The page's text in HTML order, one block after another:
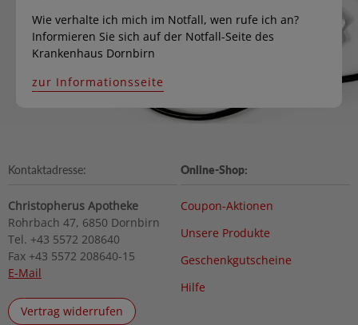
Wie verhalte ich mich im Notfall, wen rufe ich an?
Informieren Sie sich auf der Notfall-Seite des
Krankenhaus Dornbirn
zur Informationsseite
Kontaktadresse:
Christopherus Apotheke
Rohrbach 47, 6850 Dornbirn
Tel. +43 5572 208640
Fax +43 5572 208640-15
E-Mail
Vertrag widerrufen
Online-Shop:
Coupon-Aktionen
Unsere Produkte
Geschenkgutscheine
Hilfe